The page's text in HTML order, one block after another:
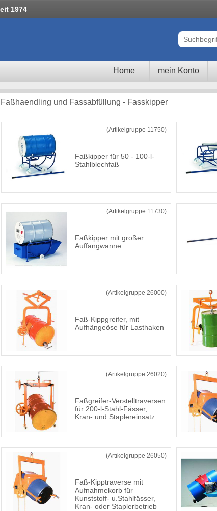
1974
Home mein Konto
Faßhaendling und Fassabfüllung - Fasskipper
(Artikelgruppe 11750)
Faßkipper für 50 - 100-l-
Stahlblechfaß
(Artikelgruppe 11730)
Faßkipper mit großer
Auffangwanne
(Artikelgruppe 26000)
Faß-Kippgreifer, mit
Aufhängeöse für Lasthaken
(Artikelgruppe 26020)
Faßgreifer-Verstelltraversen
für 200-l-Stahl-Fässer,
Kran- und Staplereinsatz
(Artikelgruppe 26050)
Faß-Kipptraverse mit
Aufnahmekorb für
Kunststoff- u.Stahlfässer,
Kran- oder Staplerbetrieb